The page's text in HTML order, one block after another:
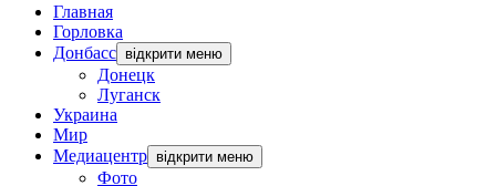
Главная
Горловка
Донбасс відкрити меню
Донецк
Луганск
Украина
Мир
Медиацентр відкрити меню
Фото